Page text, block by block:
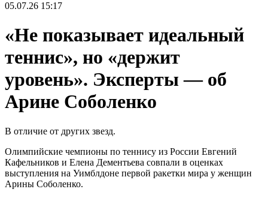
05.07.26 15:17
«Не показывает идеальный
теннис», но «держит
уровень». Эксперты — об
Арине Соболенко
В отличие от других звезд.
Олимпийские чемпионы по теннису из России Евгений
Кафельников и Елена Дементьева совпали в оценках
выступления на Уимблдоне первой ракетки мира у женщин
Арины Соболенко.